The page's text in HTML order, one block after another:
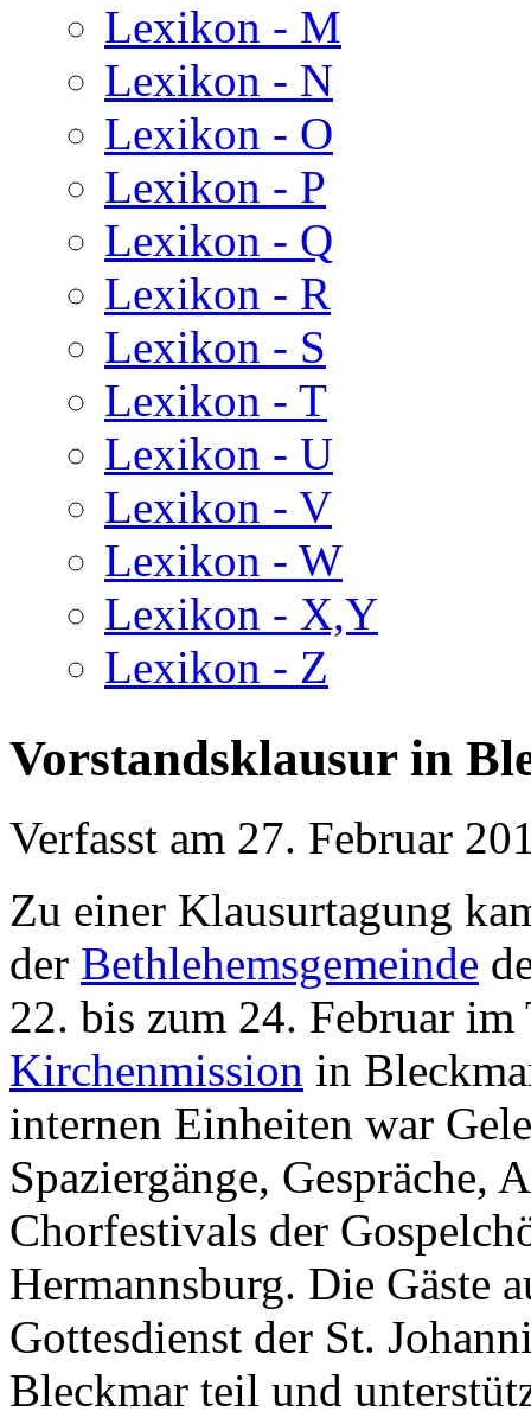
Lexikon - M
Lexikon - N
Lexikon - O
Lexikon - P
Lexikon - Q
Lexikon - R
Lexikon - S
Lexikon - T
Lexikon - U
Lexikon - V
Lexikon - W
Lexikon - X,Y
Lexikon - Z
Vorstandsklausur in
Verfasst am 27. Februar
Zu einer Klausurtagung
der Bethlehemsgemeinde
22. bis zum 24. Februar im
Kirchenmission in
internen Einheiten war
Spaziergänge, Gespräche,
Chorfestivals der
Hermannsburg. Die Gäste
Gottesdienst der St.
Bleckmar teil und